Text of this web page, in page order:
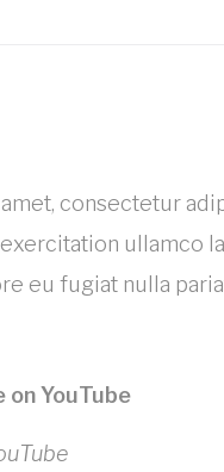
consectetur
ullamco
eu fugiat nulla
YouTube